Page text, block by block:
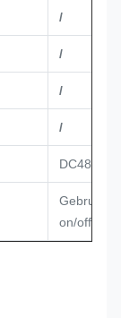
/
/
/
/
DC48V
Gebruikt
on/off